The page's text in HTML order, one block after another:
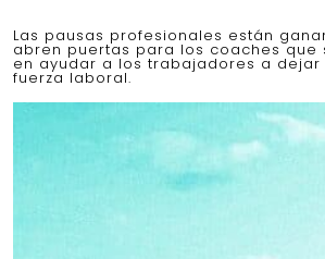
Las pausas profesionales están
abren puertas para los coaches que
en ayudar a los trabajadores a
fuerza laboral.